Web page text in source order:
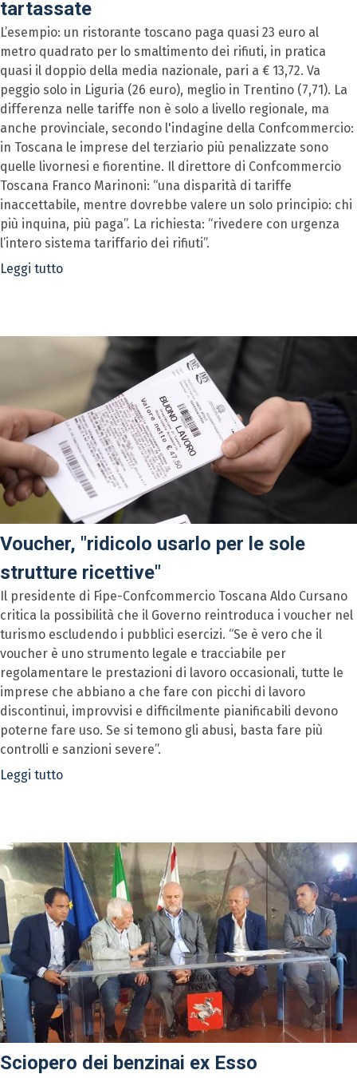
tartassate
L’esempio: un ristorante toscano paga quasi 23 euro al
metro quadrato per lo smaltimento dei rifiuti, in pratica
quasi il doppio della media nazionale, pari a € 13,72. Va
peggio solo in Liguria (26 euro), meglio in Trentino (7,71). La
differenza nelle tariffe non è solo a livello regionale, ma
anche provinciale, secondo l'indagine della Confcommercio:
in Toscana le imprese del terziario più penalizzate sono
quelle livornesi e fiorentine. Il direttore di Confcommercio
Toscana Franco Marinoni: “una disparità di tariffe
inaccettabile, mentre dovrebbe valere un solo principio: chi
più inquina, più paga”. La richiesta: “rivedere con urgenza
l’intero sistema tariffario dei rifiuti”.
Leggi tutto
Voucher, "ridicolo usarlo per le sole
strutture ricettive"
Il presidente di Fipe-Confcommercio Toscana Aldo Cursano
critica la possibilità che il Governo reintroduca i voucher nel
turismo escludendo i pubblici esercizi. “Se è vero che il
voucher è uno strumento legale e tracciabile per
regolamentare le prestazioni di lavoro occasionali, tutte le
imprese che abbiano a che fare con picchi di lavoro
discontinui, improvvisi e difficilmente pianificabili devono
poterne fare uso. Se si temono gli abusi, basta fare più
controlli e sanzioni severe”.
Leggi tutto
Sciopero dei benzinai ex Esso